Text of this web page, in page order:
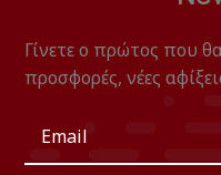
Γίνετε ο πρώτος που
προσφορές, νέες